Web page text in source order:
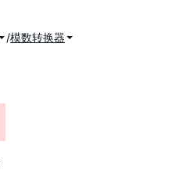
模数转换器